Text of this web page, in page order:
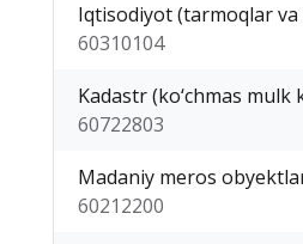
Iqtisodiyot (tarmoqlar va
60310104
Kadastr (ko‘chmas mulk
60722803
Madaniy meros
60212200